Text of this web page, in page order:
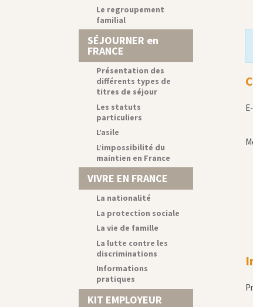
Le regroupement
familial
SÉJOURNER en
FRANCE
Présentation des
différents types de
titres de séjour
Les statuts
particuliers
L’asile
L’impossibilité du
maintien en France
VIVRE EN FRANCE
La nationalité
La protection sociale
La vie de famille
La lutte contre les
discriminations
Informations
pratiques
KIT EMPLOYEUR